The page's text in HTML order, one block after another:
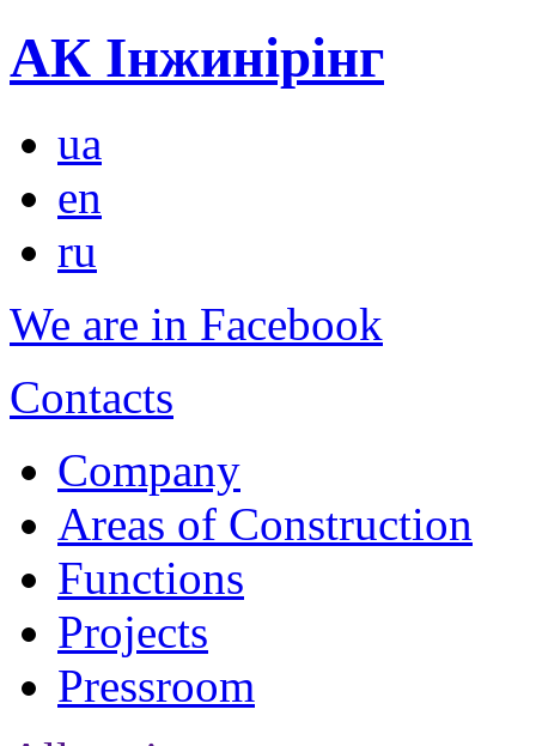
АК Інжинірінг
ua
en
ru
We are in Facebook
Contacts
Company
Areas of Construction
Functions
Projects
Pressroom